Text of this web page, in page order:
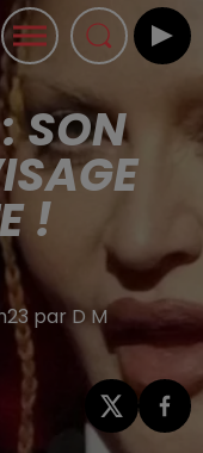
SON
!
par D M